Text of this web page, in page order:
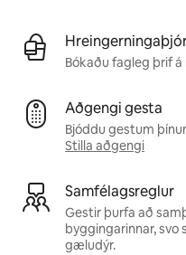
Bókaðu fagleg þrif
Aðgengi gesta
Bjóddu gestum
Stilla aðgengi
Samfélagsreglur
Gestir þurfa að
byggingarinnar, svo
gæludýr.